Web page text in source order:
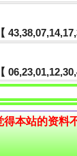
【
【